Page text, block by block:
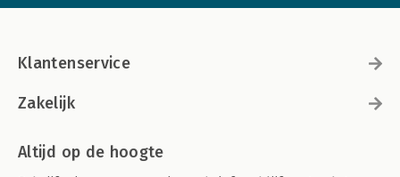
Klantenservice
Zakelijk
Altijd op de hoogte